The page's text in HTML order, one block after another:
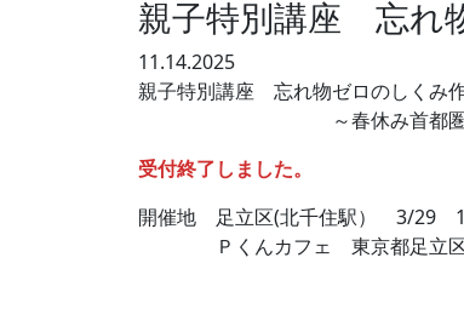
親子特別講座 忘れ
11.14.2025
親子特別講座 忘れ物ゼロのしくみ
～春休み首都圏開
受付終了しました。
開催地 足立区(北千住駅） 3/29
Ｐくんカフェ 東京都足立区